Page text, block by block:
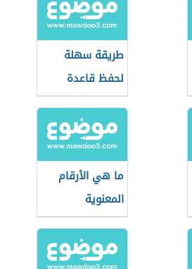
طريقة سهلة
لحفظ قاعدة
الإشارات
ما هي الأرقام
المعنوية